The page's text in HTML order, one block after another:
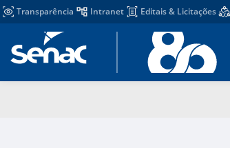
Transparência Intranet Editais & Licitações